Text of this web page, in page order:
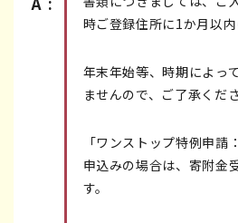
時ご登録住所に1か月以内
年末年始等、時期によっ
ませんので、ご了承くださ
「ワンストップ特例申
申込みの場合は、寄附金
す。